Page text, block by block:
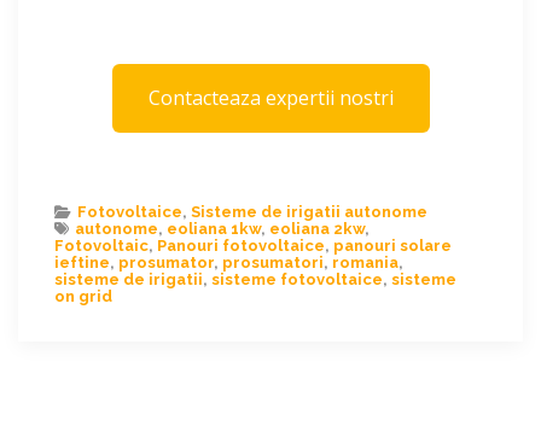
Contacteaza expertii nostri
Fotovoltaice, Sisteme de irigatii autonome
autonome, eoliana 1kw, eoliana 2kw,
Fotovoltaic, Panouri fotovoltaice, panouri solare
ieftine, prosumator, prosumatori, romania,
sisteme de irigatii, sisteme fotovoltaice, sisteme
on grid